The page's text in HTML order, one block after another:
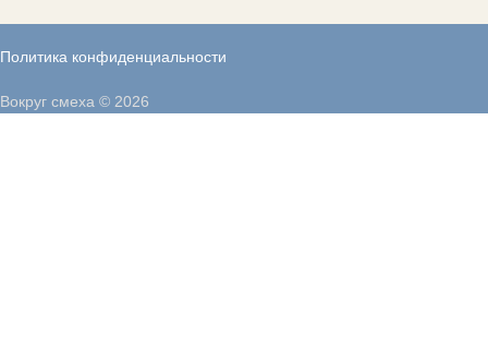
Политика конфиденциальности
Вокруг смеха © 2026